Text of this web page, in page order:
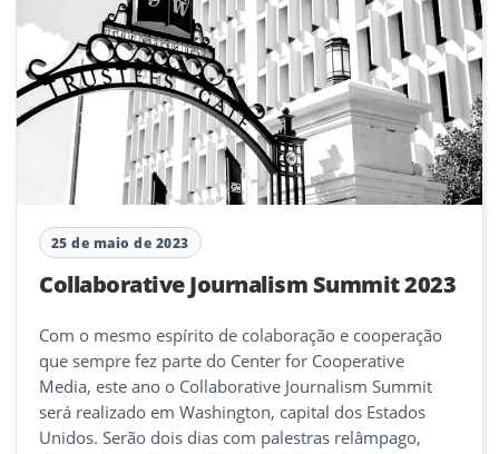
25 de maio de 2023
Collaborative Journalism Summit 2023
Com o mesmo espírito de colaboração e cooperação
que sempre fez parte do Center for Cooperative
Media, este ano o Collaborative Journalism Summit
será realizado em Washington, capital dos Estados
Unidos. Serão dois dias com palestras relâmpago,